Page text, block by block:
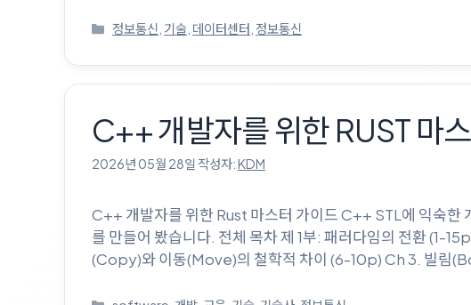
카
고
리
정보통신 기술 데이터센터 정보통신
C++ 개발자를 위한 RUST 마
2026년 05월 28일 작성자:KDM
C++ 개발자를 위한 Rust 마스터 가이드 C++ STL에 익숙한
를 만들어 봤습니다. 전체 목차 제 1부: 패러다임의 전환 (1-
(Copy)와 이동(Move)의 철학적 차이 (6-10p) Ch 3. 빌림